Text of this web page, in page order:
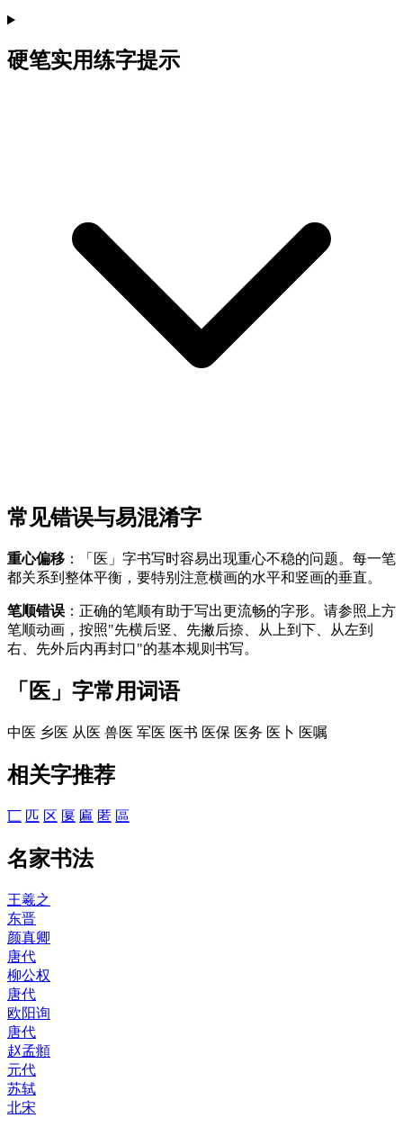
硬笔实用练字提示
常见错误与易混淆字
重心偏移 ：「医」字书写时容易出现重心不稳的问题。每一笔
都关系到整体平衡，要特别注意横画的水平和竖画的垂直。
笔顺错误 ：正确的笔顺有助于写出更流畅的字形。请参照上方
笔顺动画，按照"先横后竖、先撇后捺、从上到下、从左到
右、先外后内再封口"的基本规则书写。
「医」字常用词语
中医 乡医 从医 兽医 军医 医书 医保 医务 医卜 医嘱
相关字推荐
匸 匹 区 匽 匾 匿 區
名家书法
王羲之
东晋
颜真卿
唐代
柳公权
唐代
欧阳询
唐代
赵孟頫
元代
苏轼
北宋